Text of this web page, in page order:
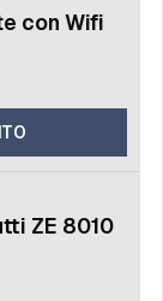
con Wifi
ZE 8010